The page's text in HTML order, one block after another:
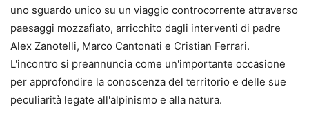
uno sguardo unico su un viaggio controcorrente attraverso
paesaggi mozzafiato, arricchito dagli interventi di padre
Alex Zanotelli, Marco Cantonati e Cristian Ferrari.
L'incontro si preannuncia come un'importante occasione
per approfondire la conoscenza del territorio e delle sue
peculiarità legate all'alpinismo e alla natura.